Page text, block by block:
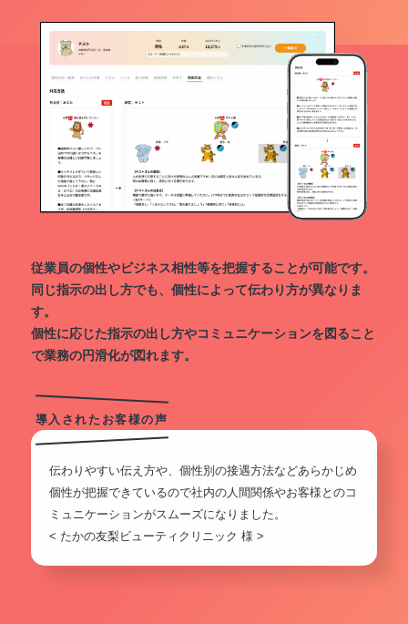
従業員の個性やビジネス相性等を把握することが可能です。
同じ指示の出し方でも、個性によって伝わり方が異なりま
す。
個性に応じた指示の出し方やコミュニケーションを図ること
で業務の円滑化が図れます。
導入されたお客様の声
伝わりやすい伝え方や、個性別の接遇方法などあらかじめ
個性が把握できているので社内の人間関係やお客様とのコ
ミュニケーションがスムーズになりました。
< たかの友梨ビューティクリニック 様 >